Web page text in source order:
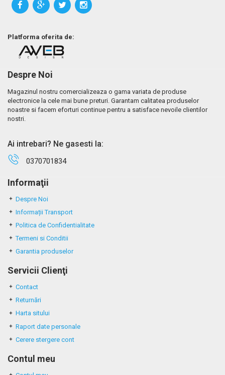
Platforma oferita de:
Despre Noi
Magazinul nostru comercializeaza o gama variata de produse
electronice la cele mai bune preturi. Garantam calitatea produselor
noastre si facem eforturi continue pentru a satisface nevoile clientilor
nostri.
Ai intrebari? Ne gasesti la:
0370701834
Informaţii
Despre Noi
Informații Transport
Politica de Confidentialitate
Termeni si Conditii
Garantia produselor
Servicii Clienţi
Contact
Returnări
Harta sitului
Raport date personale
Cerere stergere cont
Contul meu